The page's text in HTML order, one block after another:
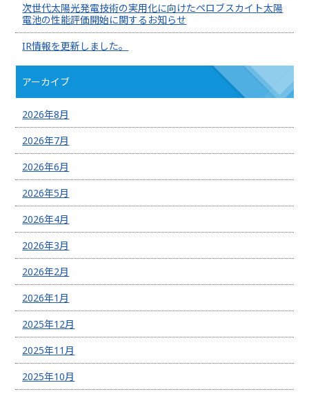
次世代太陽光発電技術の実用化に向けたペロブスカイト太陽
電池の性能評価開始に関するお知らせ
IR情報を更新しました。
アーカイブ
2026年8月
2026年7月
2026年6月
2026年5月
2026年4月
2026年3月
2026年2月
2026年1月
2025年12月
2025年11月
2025年10月